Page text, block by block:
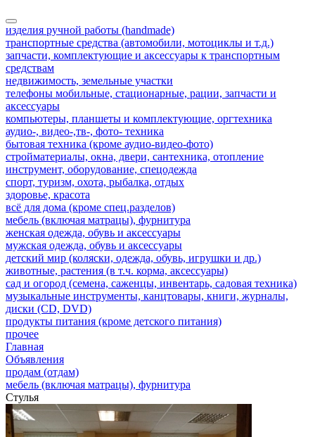
изделия ручной работы (handmade)
транспортные средства (автомобили, мотоциклы и т.д.)
запчасти, комплектующие и аксессуары к транспортным
средствам
недвижимость, земельные участки
телефоны мобильные, стационарные, рации, запчасти и
аксессуары
компьютеры, планшеты и комплектующие, оргтехника
аудио-, видео-,тв-, фото- техника
бытовая техника (кроме аудио-видео-фото)
стройматериалы, окна, двери, сантехника, отопление
инструмент, оборудование, спецодежда
спорт, туризм, охота, рыбалка, отдых
здоровье, красота
всё для дома (кроме спец.разделов)
мебель (включая матрацы), фурнитура
женская одежда, обувь и аксессуары
мужская одежда, обувь и аксессуары
детский мир (коляски, одежда, обувь, игрушки и др.)
животные, растения (в т.ч. корма, аксессуары)
сад и огород (семена, саженцы, инвентарь, садовая техника)
музыкальные инструменты, канцтовары, книги, журналы,
диски (CD, DVD)
продукты питания (кроме детского питания)
прочее
Главная
Объявления
продам (отдам)
мебель (включая матрацы), фурнитура
Стулья